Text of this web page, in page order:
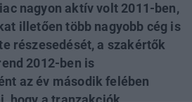
nagyon aktív volt 2011-ben,
illetően több nagyobb cég is
részesedését, a szakértők
2012-ben is
az év második felében